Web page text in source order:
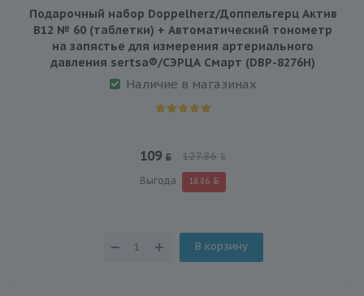
Подарочный набор Doppelherz/Доппельгерц Актив
В12 № 60 (таблетки) + Автоматический тонометр
на запястье для измерения артериального
давления sertsa®/СЭРЦА Смарт (DBP-8276H)
Наличие в магазинах
109 127.86
Выгода 18.86
В корзину